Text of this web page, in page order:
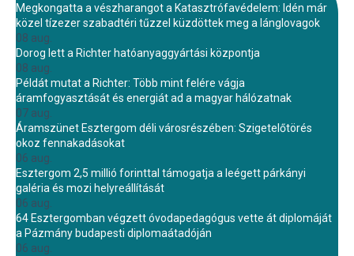
Megkongatta a vészharangot a Katasztrófavédelem: Idén már
közel tízezer szabadtéri tűzzel küzdöttek meg a lánglovagok
08 aug.
Dorog lett a Richter hatóanyaggyártási központja
08 aug.
Példát mutat a Richter: Több mint felére vágja
áramfogyasztását és energiát ad a magyar hálózatnak
07 aug.
Áramszünet Esztergom déli városrészében: Szigetelőtörés
okoz fennakadásokat
06 aug.
Esztergom 2,5 millió forinttal támogatja a leégett párkányi
galéria és mozi helyreállítását
06 aug.
64 Esztergomban végzett óvodapedagógus vette át diplomáját
a Pázmány budapesti diplomaátadóján
06 aug.